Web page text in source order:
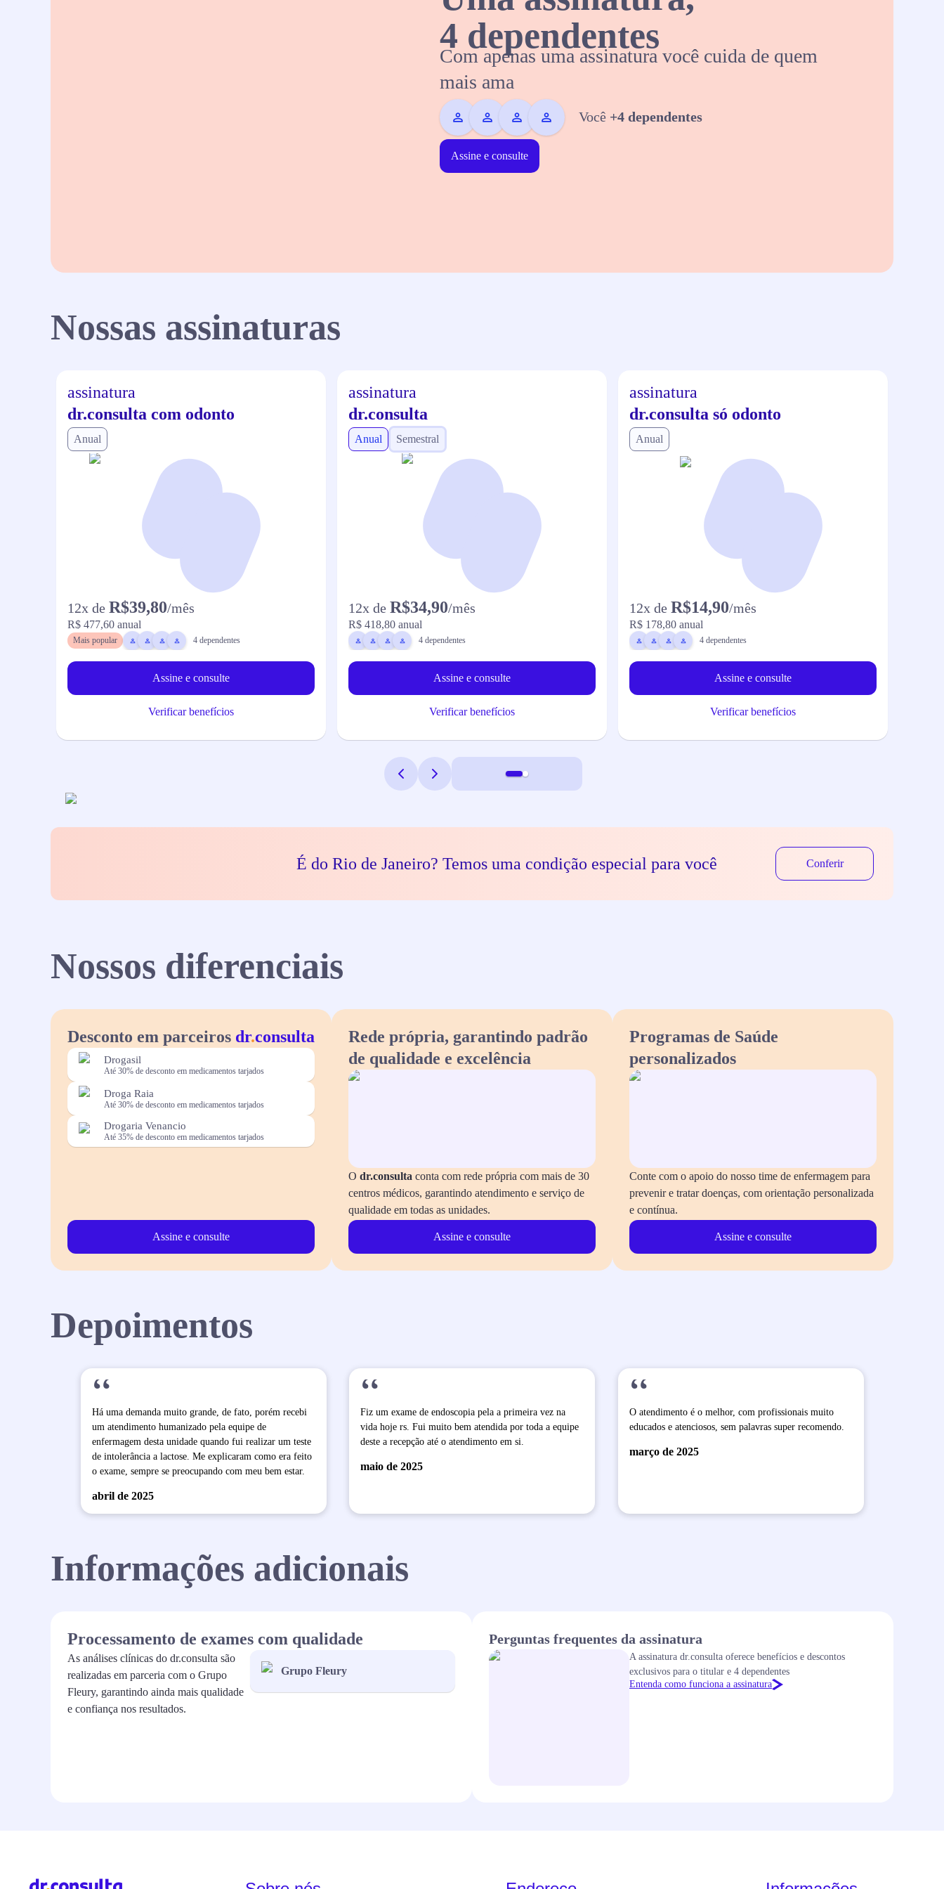
4 dependentes
Com apenas uma assinatura você cuida de quem
mais ama
Você +4 dependentes
Assine e consulte
Nossas assinaturas
assinatura
dr.consulta com odonto
Anual
12x de R$39,80/mês
R$ 477,60 anual
Mais popular 4 dependentes
Assine e consulte
Verificar benefícios
assinatura
dr.consulta
Anual Semestral
12x de R$34,90/mês
R$ 418,80 anual
4 dependentes
Assine e consulte
Verificar benefícios
assinatura
dr.consulta só odonto
Anual
12x de R$14,90/mês
R$ 178,80 anual
4 dependentes
Assine e consulte
Verificar benefícios
É do Rio de Janeiro? Temos uma condição especial para você Conferir
Nossos diferenciais
Desconto em parceiros dr.consulta
Drogasil
Até 30% de desconto em medicamentos tarjados
Droga Raia
Até 30% de desconto em medicamentos tarjados
Drogaria Venancio
Até 35% de desconto em medicamentos tarjados
Assine e consulte
Rede própria, garantindo padrão
de qualidade e excelência
O dr.consulta conta com rede própria com mais de 30
centros médicos, garantindo atendimento e serviço de
qualidade em todas as unidades.
Assine e consulte
Programas de Saúde
personalizados
Conte com o apoio do nosso time de enfermagem para
prevenir e tratar doenças, com orientação personalizada
e contínua.
Assine e consulte
Depoimentos
“
Há uma demanda muito grande, de fato, porém recebi
um atendimento humanizado pela equipe de
enfermagem desta unidade quando fui realizar um teste
de intolerância a lactose. Me explicaram como era feito
o exame, sempre se preocupando com meu bem estar.
abril de 2025
“
Fiz um exame de endoscopia pela a primeira vez na
vida hoje rs. Fui muito bem atendida por toda a equipe
deste a recepção até o atendimento em si.
maio de 2025
“
O atendimento é o melhor, com profissionais muito
educados e atenciosos, sem palavras super recomendo.
março de 2025
Informações adicionais
Processamento de exames com qualidade
As análises clínicas do dr.consulta são
realizadas em parceria com o Grupo
Fleury, garantindo ainda mais qualidade
e confiança nos resultados.
Grupo Fleury
Perguntas frequentes da assinatura
A assinatura dr.consulta oferece benefícios e descontos
exclusivos para o titular e 4 dependentes
Entenda como funciona a assinatura